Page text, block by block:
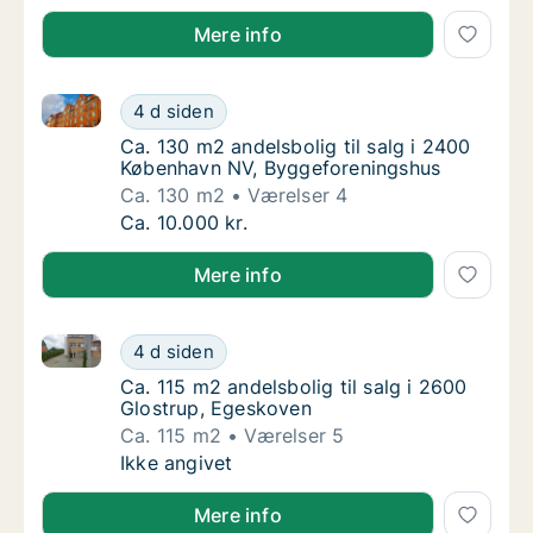
Mere info
Ca. 130 m2 andelsbolig til salg i 2400
4 d siden
Ca. 130 m2 andelsbolig til salg i 2400 København
Ca. 130 m2 andelsbolig til salg i 2400
Ca. 130 m2 andelsbolig til salg i 2400
København NV, Byggeforeningshus
Ca. 130 m2
Værelser 4
Ca. 130 m2 andelsbolig til salg i 2400
Ca. 10.000 kr.
Mere info
Ca. 115 m2 andelsbolig til salg i 2600
4 d siden
Ca. 115 m2 andelsbolig til salg i 2600 Glostrup,
Ca. 115 m2 andelsbolig til salg i 2600
Ca. 115 m2 andelsbolig til salg i 2600
Glostrup, Egeskoven
Ca. 115 m2
Værelser 5
Ca. 115 m2 andelsbolig til salg i 2600
Ikke angivet
Mere info